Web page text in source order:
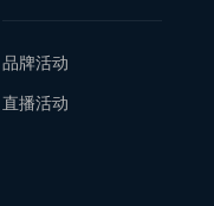
品牌活动
直播活动